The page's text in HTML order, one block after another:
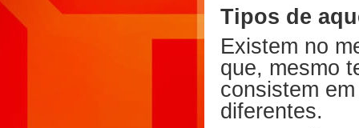
Tipos de
Existem no
que, mesmo
consistem
diferentes.